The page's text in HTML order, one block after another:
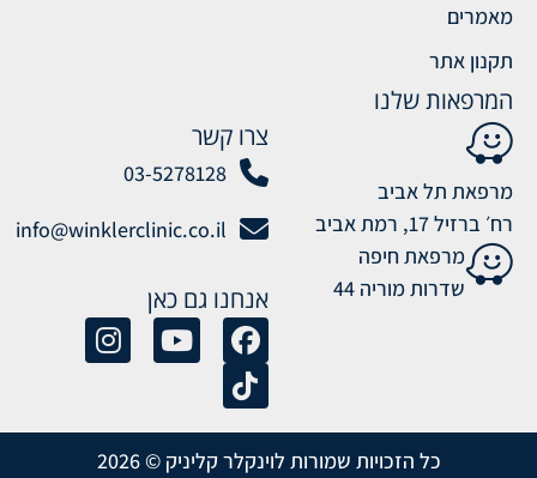
מאמרים
תקנון אתר
המרפאות שלנו
מרפאת תל אביב
רח׳ ברזיל 17, רמת אביב
מרפאת חיפה
שדרות מוריה 44
צרו קשר
03-5278128
info@winklerclinic.co.il
אנחנו גם כאן
כל הזכויות שמורות לוינקלר קליניק © 2026